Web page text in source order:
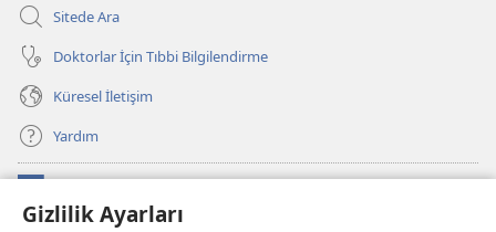
Gizlilik Ayarları
Sitede Ara
Doktorlar İçin Tıbbi Bilgilendirme
Küresel İletişim
Yardım
(yeni
pencere